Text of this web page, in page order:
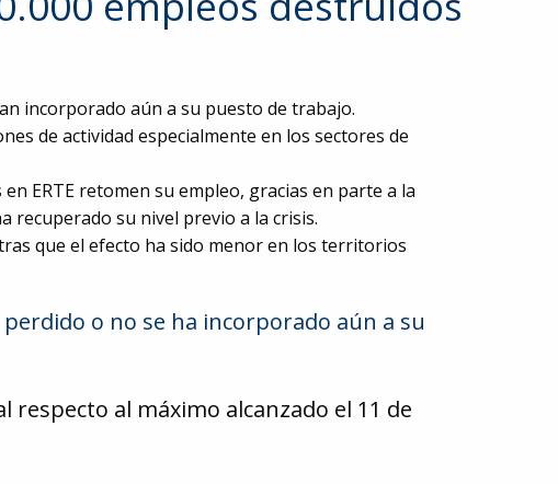
incorporado aún a su puesto de trabajo.
de actividad especialmente en los sectores de
ERTE retomen su empleo, gracias en parte a la
recuperado su nivel previo a la crisis.
que el efecto ha sido menor en los territorios
o no se ha incorporado aún a su
respecto al máximo alcanzado el 11 de